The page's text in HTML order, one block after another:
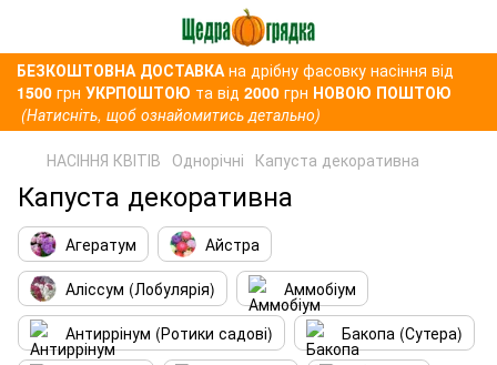
БЕЗКОШТОВНА ДОСТАВКАна дрібну фасовку насіння від
1500 грн УКРПОШТОЮ та від 2000 грн НОВОЮ ПОШТОЮ
(Натисніть, щоб ознайомитись детально)
НАСІННЯ КВІТІВ Однорічні Капуста декоративна
Капуста декоративна
Агератум
Айстра
Аліссум (Лобулярія)
Аммобіум
Антиррінум (Ротики садові)
Бакопа (Сутера)